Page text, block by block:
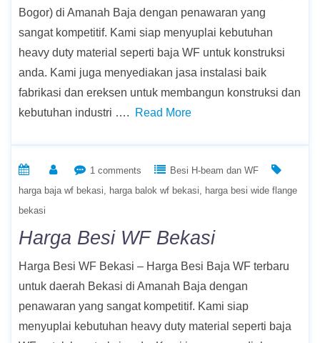
Bogor) di Amanah Baja dengan penawaran yang
sangat kompetitif. Kami siap menyuplai kebutuhan
heavy duty material seperti baja WF untuk konstruksi
anda. Kami juga menyediakan jasa instalasi baik
fabrikasi dan ereksen untuk membangun konstruksi dan
kebutuhan industri ….
Read More
1 comments
Besi H-beam dan WF
harga baja wf bekasi
harga balok wf bekasi
harga besi wide flange
bekasi
Harga Besi WF Bekasi
Harga Besi WF Bekasi – Harga Besi Baja WF terbaru
untuk daerah Bekasi di Amanah Baja dengan
penawaran yang sangat kompetitif. Kami siap
menyuplai kebutuhan heavy duty material seperti baja